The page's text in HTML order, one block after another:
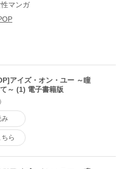
マンガ
アイズ・オン・ユー ～瞳
～ (1) 電子書籍版
み
ら